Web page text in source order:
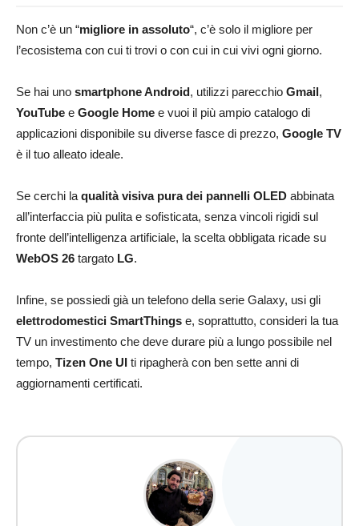
Non c’è un “migliore in assoluto“, c’è solo il migliore per
l’ecosistema con cui ti trovi o con cui in cui vivi ogni giorno.
Se hai uno smartphone Android, utilizzi parecchio Gmail,
YouTube e Google Home e vuoi il più ampio catalogo di
applicazioni disponibile su diverse fasce di prezzo, Google TV
è il tuo alleato ideale.
Se cerchi la qualità visiva pura dei pannelli OLED abbinata
all’interfaccia più pulita e sofisticata, senza vincoli rigidi sul
fronte dell’intelligenza artificiale, la scelta obbligata ricade su
WebOS 26 targato LG.
Infine, se possiedi già un telefono della serie Galaxy, usi gli
elettrodomestici SmartThings e, soprattutto, consideri la tua
TV un investimento che deve durare più a lungo possibile nel
tempo, Tizen One UI ti ripagherà con ben sette anni di
aggiornamenti certificati.